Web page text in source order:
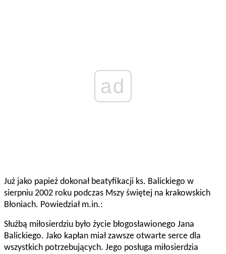
ad
Już jako papież dokonał beatyfikacji ks. Balickiego w
sierpniu 2002 roku podczas Mszy świętej na krakowskich
Błoniach. Powiedział m.in.:
Służbą miłosierdziu było życie błogosławionego Jana
Balickiego. Jako kapłan miał zawsze otwarte serce dla
wszystkich potrzebujących. Jego posługa miłosierdzia